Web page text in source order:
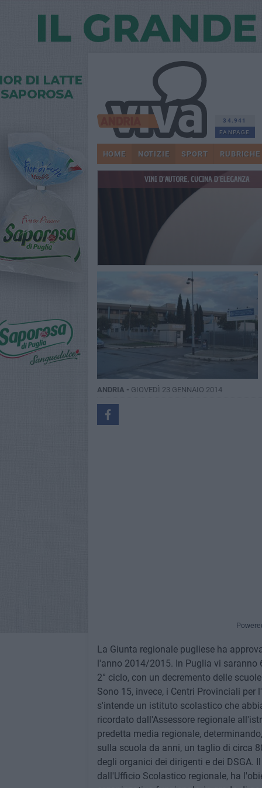
34.941
FANPAGE
HOME NOTIZIE SPORT RUBRICHE
ANDRIA - GIOVEDÌ 23 GENNAIO 2014
La Giunta regionale pugliese ha
l'anno 2014/2015. In Puglia vi saranno
2° ciclo, con un decremento delle
Sono 15, invece, i Centri Provinciali
s'intende un istituto scolastico che
ricordato dall'Assessore regionale
predetta media regionale,
sulla scuola da anni, un taglio di circa
degli organici dei dirigenti e dei DSGA.
dall'Ufficio Scolastico regionale, ha